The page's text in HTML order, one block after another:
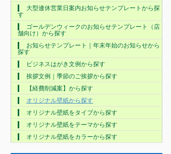
大型連休営業日案内お知らせテンプレートから探
す
ゴールデンウィークのお知らせテンプレート（店
舗向け）から探す
お知らせテンプレート｜年末年始のお知らせから
探す
ビジネスはがき文例から探す
挨拶文例｜季節のご挨拶から探す
【経費削減案】から探す
オリジナル壁紙から探す
オリジナル壁紙をタイプから探す
オリジナル壁紙をテーマから探す
オリジナル壁紙をカラーから探す